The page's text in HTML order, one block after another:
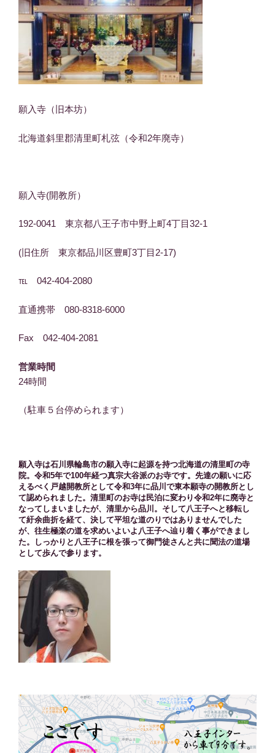
願入寺（旧本坊）
北海道斜里郡清里町札弦（令和2年廃寺）
願入寺(開教所）
192-0041 東京都八王子市中野上町4丁目32-1
(旧住所 東京都品川区豊町3丁目2-17)
℡ 042-404-2080
直通携帯 080-8318-6000
Fax 042-404-2081
営業時間
24時間
（駐車５台停められます）
願入寺は石川県輪島市の願入寺に起源を持つ北海道の清里町の寺
院。令和5年で100年経つ真宗大谷派のお寺です。先達の願いに応
えるべく戸越開教所として令和3年に品川で東本願寺の開教所とし
て認められました。清里町のお寺は民泊に変わり令和2年に廃寺と
なってしまいましたが、清里から品川。そして八王子へと移転し
て紆余曲折を経て、決して平坦な道のりではありませんでした
が、往生極楽の道を求めいよいよ八王子へ辿り着く事ができまし
た。しっかりと八王子に根を張って御門徒さんと共に聞法の道場
として歩んで参ります。